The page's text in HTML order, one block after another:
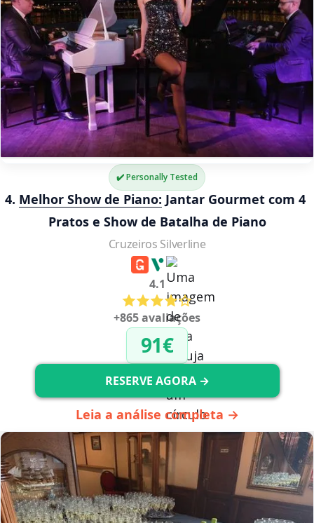
✔️ Personally Tested
4. Melhor Show de Piano: Jantar Gourmet com 4
Pratos e Show de Batalha de Piano
Cruzeiros Silverline
4.1
+865 avaliações
91€
RESERVE AGORA →
Leia a análise completa →